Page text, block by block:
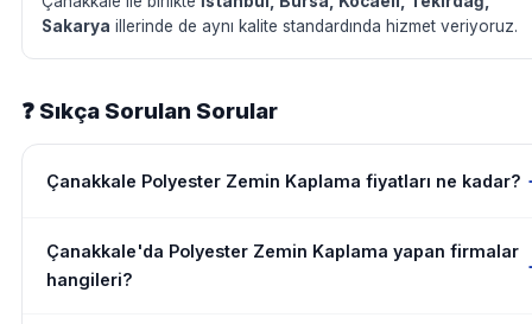
Sakarya illerinde de aynı kalite standardında hizmet veriyoruz.
❓ Sıkça Sorulan Sorular
Çanakkale Polyester Zemin Kaplama fiyatları ne kadar?
Çanakkale'da Polyester Zemin Kaplama yapan firmalar
hangileri?